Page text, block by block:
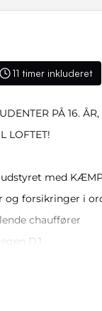
11 timer inkluderet
PÅ 16.
LOFTET!
udstyret med
og forsikringer i
chauffører
DJ
kilometer